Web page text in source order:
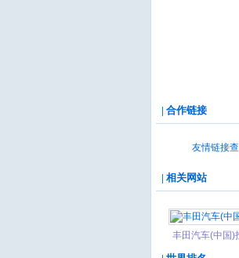
| 合作链接
友情链接
| 相关网站
丰田汽车(中国)